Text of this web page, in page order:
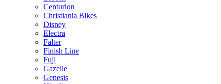
Centurion
Christiania Bikes
Disney
Electra
Falter
Finish Line
Fuji
Gazelle
Genesis